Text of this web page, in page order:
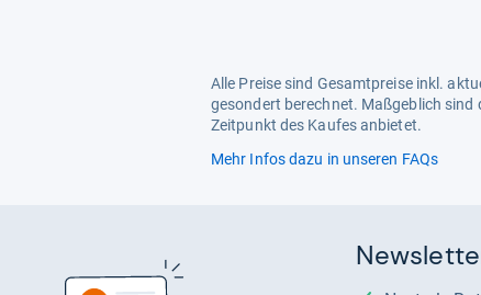
Alle Preise sind Gesamtpreise inkl.
gesondert berechnet. Maßgeblich sind
Zeitpunkt des Kaufes anbietet.
Mehr Infos dazu in unseren FAQs